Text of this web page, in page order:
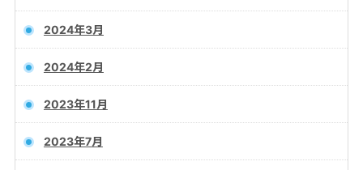
2024年3月
2024年2月
2023年11月
2023年7月